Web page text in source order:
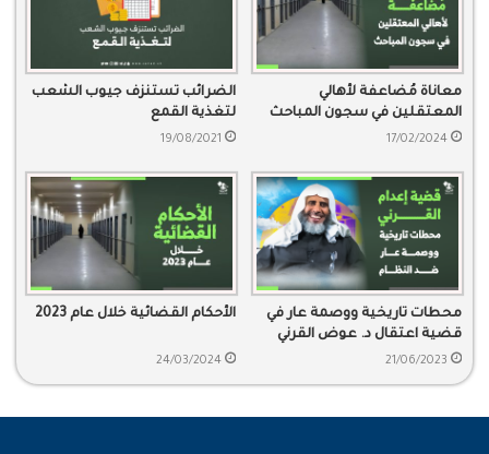
معاناة مُضاعفة لأهالي
المعتقلين في سجون المباحث
17/02/2024
الضرائب تستنزف جيوب الشعب
لتغذية القمع
19/08/2021
محطات تاريخية ووصمة عار في
قضية اعتقال د. عوض القرني
21/06/2023
الأحكام القضائية خلال عام 2023
24/03/2024